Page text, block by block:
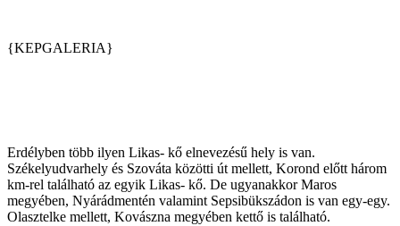
{KEPGALERIA}
Erdélyben több ilyen Likas- kő elnevezésű hely is van.
Székelyudvarhely és Szováta közötti út mellett, Korond előtt három
km-rel található az egyik Likas- kő. De ugyanakkor Maros
megyében, Nyárádmentén valamint Sepsibükszádon is van egy-egy.
Olasztelke mellett, Kovászna megyében kettő is található.